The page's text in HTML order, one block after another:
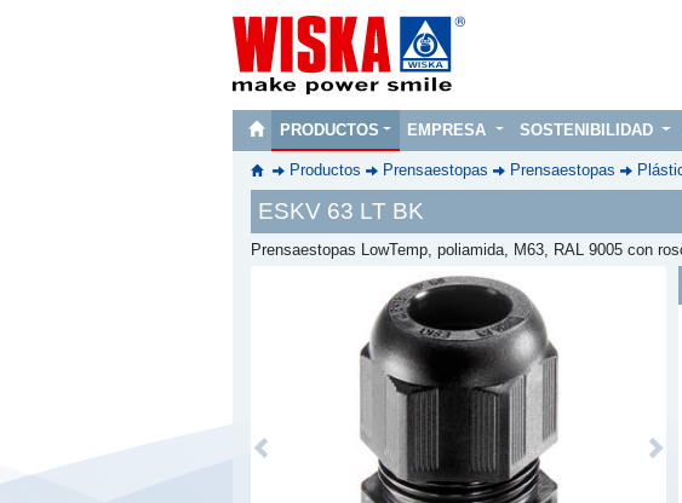
PRODUCTOS EMPRESA SOSTENIBILIDAD
Productos Prensaestopas Prensaestopas
ESKV 63 LT BK
Prensaestopas LowTemp, poliamida, M63, RAL 9005 con
Previous Next